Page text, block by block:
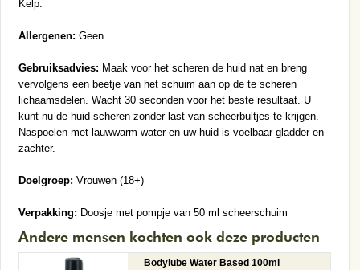
Kelp.
Allergenen: Geen
Gebruiksadvies: Maak voor het scheren de huid nat en breng
vervolgens een beetje van het schuim aan op de te scheren
lichaamsdelen. Wacht 30 seconden voor het beste resultaat. U
kunt nu de huid scheren zonder last van scheerbultjes te krijgen.
Naspoelen met lauwwarm water en uw huid is voelbaar gladder en
zachter.
Doelgroep: Vrouwen (18+)
Verpakking: Doosje met pompje van 50 ml scheerschuim
Andere mensen kochten ook deze producten
Bodylube Water Based 100ml